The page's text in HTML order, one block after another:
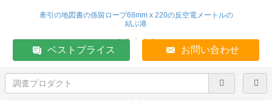
牽引の地図書の係留ロープ68mm x 220の反空電メートルの
結ぶ港
ベストプライス お問い合わせ